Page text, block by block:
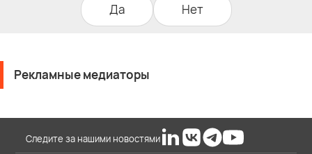
Да Нет
Рекламные медиаторы
Следите за нашими новостями